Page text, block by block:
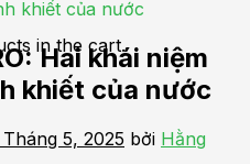
in the cart.
khiết của nước
Hai khái niệm
khiết của nước
5, 2025 bởi Hằng